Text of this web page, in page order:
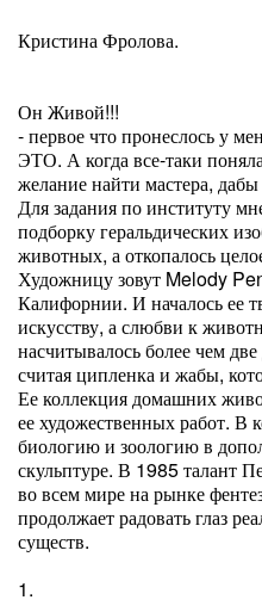
Кристина Фролова.
Он Живой!!!
- первое что пронеслось у
ЭТО. А когда все-таки
желание найти мастера,
Для задания по институту
подборку геральдических
животных, а откопалось
Художницу зовут Melody
Калифорнии. И началось ее
искусству, а слюбви к
насчитывалось более чем
считая ципленка и жабы,
Ее коллекция домашних
ее художественных работ. В
биологию и зоологию в
скульптуре. В 1985 талант
во всем мире на рынке
продолжает радовать глаз
существ.
1.